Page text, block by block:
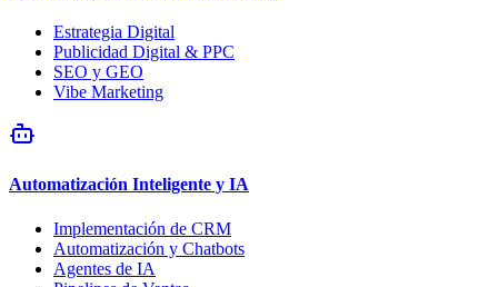
Estrategia Digital
Publicidad Digital & PPC
SEO y GEO
Vibe Marketing
Automatización Inteligente y IA
Implementación de CRM
Automatización y Chatbots
Agentes de IA